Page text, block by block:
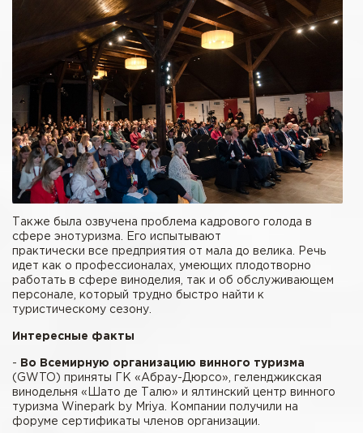
Также была озвучена проблема кадрового голода в
сфере энотуризма. Его испытывают
практически все предприятия от мала до велика. Речь
идет как о профессионалах, умеющих плодотворно
работать в сфере виноделия, так и об обслуживающем
персонале, который трудно быстро найти к
туристическому сезону.
Интересные факты
-
Во Всемирную организацию винного туризма
(GWTO) приняты ГК «Абрау-Дюрсо», геленджикская
винодельня «Шато де Талю» и ялтинский центр винного
туризма Winepark by Mriya. Компании получили на
форуме сертификаты членов организации.